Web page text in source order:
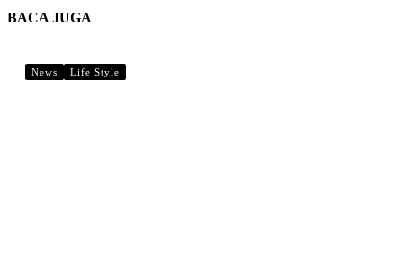
BACA JUGA
News Life Style